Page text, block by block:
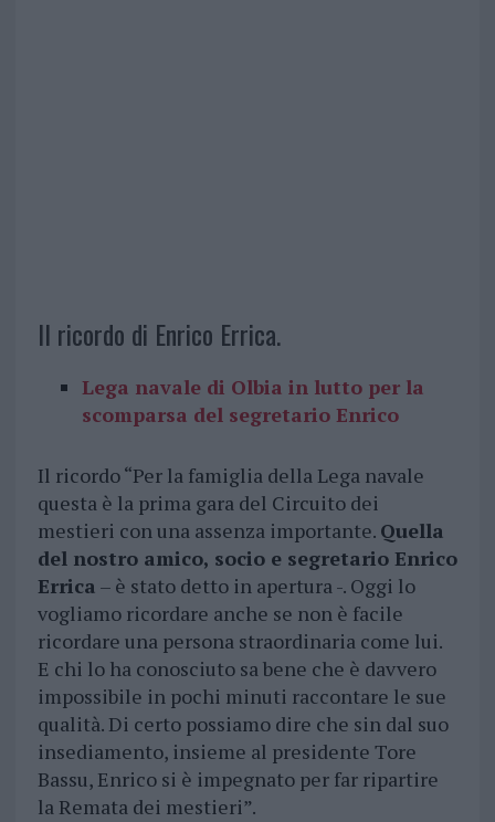
Il ricordo di Enrico Errica.
Lega navale di Olbia in lutto per la
scomparsa del segretario Enrico
Il ricordo “Per la famiglia della Lega navale
questa è la prima gara del Circuito dei
mestieri con una assenza importante. Quella
del nostro amico, socio e segretario Enrico
Errica – è stato detto in apertura -. Oggi lo
vogliamo ricordare anche se non è facile
ricordare una persona straordinaria come lui.
E chi lo ha conosciuto sa bene che è davvero
impossibile in pochi minuti raccontare le sue
qualità. Di certo possiamo dire che sin dal suo
insediamento, insieme al presidente Tore
Bassu, Enrico si è impegnato per far ripartire
la Remata dei mestieri”.